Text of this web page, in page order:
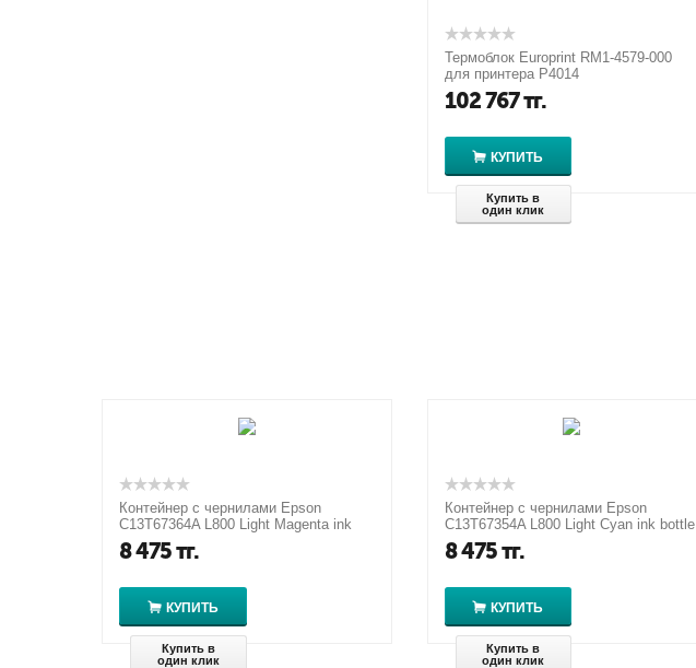
Термоблок Europrint RM1-4579-000
для принтера P4014
102 767тг.
КУПИТЬ
Купить в
один клик
Контейнер с чернилами Epson
C13T67364A L800 Light Magenta ink
bottle 70ml
8 475тг.
КУПИТЬ
Купить в
один клик
Контейнер с чернилами Epson
C13T67354A L800 Light Cyan ink bottle
70ml
8 475тг.
КУПИТЬ
Купить в
один клик